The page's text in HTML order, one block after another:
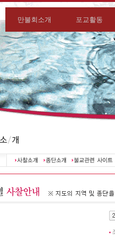
만불회소개 포교활동